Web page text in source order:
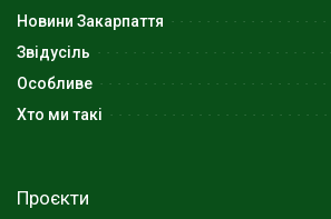
Новини Закарпаття
Звідусіль
Особливе
Хто ми такі
Проєкти